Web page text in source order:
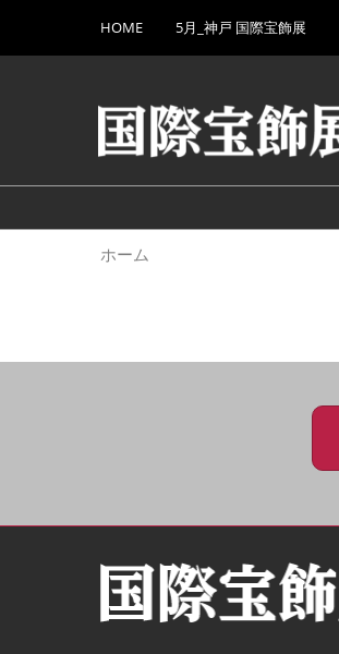
キ
し
て
to
HOME 5月_神戸 国際宝飾展
ホーム